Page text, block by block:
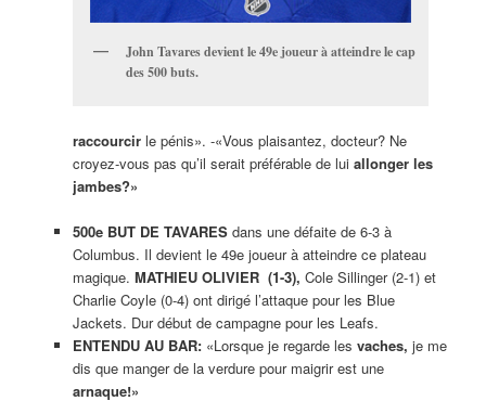
John Tavares devient le 49e joueur à atteindre le cap
des 500 buts.
raccourcirle pénis». -«Vous plaisantez, docteur? Ne
croyez-vous pas qu’il serait préférable de lui allonger les
jambes?»
500e BUT DE TAVARES dans une défaite de 6-3 à
Columbus. Il devient le 49e joueur à atteindre ce plateau
magique. MATHIEU OLIVIER (1-3), Cole Sillinger (2-1) et
Charlie Coyle (0-4) ont dirigé l’attaque pour les Blue
Jackets. Dur début de campagne pour les Leafs.
ENTENDU AU BAR:«Lorsque je regarde les vaches, je me
dis que manger de la verdure pour maigrir est une
arnaque!»